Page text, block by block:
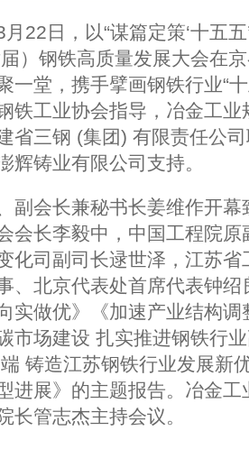
22日，以“谋篇定策‘十五
）钢铁高质量发展大会在
一堂，携手擘画钢铁行业“
铁工业协会指导，冶金工
省三钢 (集团) 有限责任公
辉铸业有限公司支持。
副会长兼秘书长姜维作开
会长李毅中，中国工程院
化司副司长逯世泽，江苏
、北京代表处首席代表钟
实做优》《加速产业结构
市场建设 扎实推进钢铁行
铸造江苏钢铁行业发展新
进展》的主题报告。冶金
长管志杰主持会议。